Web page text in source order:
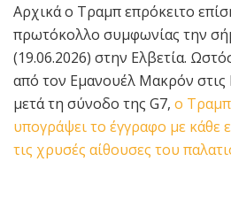
Αρχικά ο Τραμπ επρόκειτο
πρωτόκολλο συμφωνίας την
(19.06.2026) στην Ελβετία.
από τον Εμανουέλ Μακρόν στις
μετά τη σύνοδο της G7, ο
υπογράψει το έγγραφο με κάθε
τις χρυσές αίθουσες του